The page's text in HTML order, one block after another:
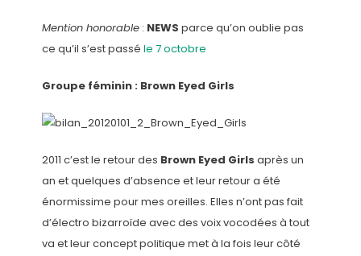
Mention honorable: NEWS parce qu’on oublie pas
ce qu’il s’est passé le 7 octobre
Groupe féminin : Brown Eyed Girls
2011 c’est le retour des Brown Eyed Girls après un
an et quelques d’absence et leur retour a été
énormissime pour mes oreilles. Elles n’ont pas fait
d’électro bizarroïde avec des voix vocodées à tout
va et leur concept politique met à la fois leur côté